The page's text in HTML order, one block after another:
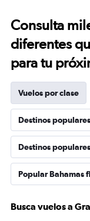
Consulta
diferentes
para tu
Vuelos por clase
Destinos populares
Destinos
Popular Bahamas
Busca vuelos a